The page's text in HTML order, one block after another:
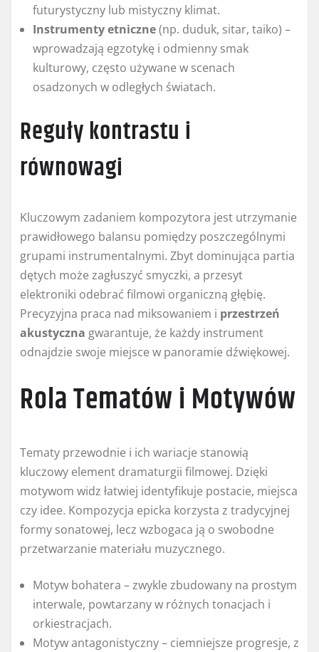
futurystyczny lub mistyczny klimat.
Instrumenty etniczne(np. duduk, sitar, taiko) –
wprowadzają egzotykę i odmienny smak
kulturowy, często używane w scenach
osadzonych w odległych światach.
Reguły kontrastu i
równowagi
Kluczowym zadaniem kompozytora jest utrzymanie
prawidłowego balansu pomiędzy poszczególnymi
grupami instrumentalnymi. Zbyt dominująca partia
dętych może zagłuszyć smyczki, a przesyt
elektroniki odebrać filmowi organiczną głębię.
Precyzyjna praca nad miksowaniem i przestrzeń
akustyczna gwarantuje, że każdy instrument
odnajdzie swoje miejsce w panoramie dźwiękowej.
Rola Tematów i Motywów
Tematy przewodnie i ich wariacje stanowią
kluczowy element dramaturgii filmowej. Dzięki
motywom widz łatwiej identyfikuje postacie, miejsca
czy idee. Kompozycja epicka korzysta z tradycyjnej
formy sonatowej, lecz wzbogaca ją o swobodne
przetwarzanie materiału muzycznego.
Motyw bohatera – zwykle zbudowany na prostym
interwale, powtarzany w różnych tonacjach i
orkiestracjach.
Motyw antagonistyczny – ciemniejsze progresje, z